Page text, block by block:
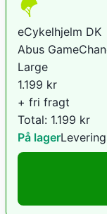
eCykelhjelm DK
Abus
Large
1.199 kr
+ fri fragt
Total: 1.199 kr
På lager